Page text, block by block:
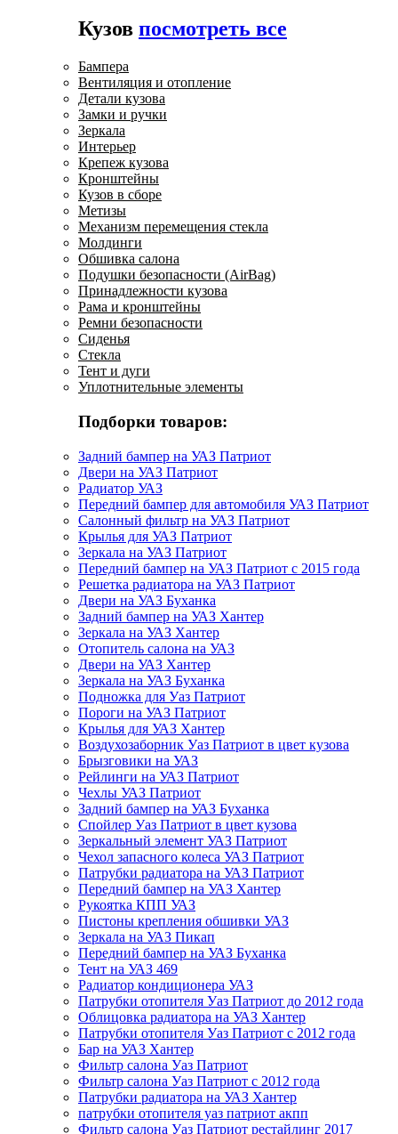
Кузов посмотреть все
Бампера
Вентиляция и отопление
Детали кузова
Замки и ручки
Зеркала
Интерьер
Крепеж кузова
Кронштейны
Кузов в сборе
Метизы
Механизм перемещения стекла
Молдинги
Обшивка салона
Подушки безопасности (AirBag)
Принадлежности кузова
Рама и кронштейны
Ремни безопасности
Сиденья
Стекла
Тент и дуги
Уплотнительные элементы
Подборки товаров:
Задний бампер на УАЗ Патриот
Двери на УАЗ Патриот
Радиатор УАЗ
Передний бампер для автомобиля УАЗ Патриот
Салонный фильтр на УАЗ Патриот
Крылья для УАЗ Патриот
Зеркала на УАЗ Патриот
Передний бампер на УАЗ Патриот с 2015 года
Решетка радиатора на УАЗ Патриот
Двери на УАЗ Буханка
Задний бампер на УАЗ Хантер
Зеркала на УАЗ Хантер
Отопитель салона на УАЗ
Двери на УАЗ Хантер
Зеркала на УАЗ Буханка
Подножка для Уаз Патриот
Пороги на УАЗ Патриот
Крылья для УАЗ Хантер
Воздухозаборник Уаз Патриот в цвет кузова
Брызговики на УАЗ
Рейлинги на УАЗ Патриот
Чехлы УАЗ Патриот
Задний бампер на УАЗ Буханка
Спойлер Уаз Патриот в цвет кузова
Зеркальный элемент УАЗ Патриот
Чехол запасного колеса УАЗ Патриот
Патрубки радиатора на УАЗ Патриот
Передний бампер на УАЗ Хантер
Рукоятка КПП УАЗ
Пистоны крепления обшивки УАЗ
Зеркала на УАЗ Пикап
Передний бампер на УАЗ Буханка
Тент на УАЗ 469
Радиатор кондиционера УАЗ
Патрубки отопителя Уаз Патриот до 2012 года
Облицовка радиатора на УАЗ Хантер
Патрубки отопителя Уаз Патриот с 2012 года
Бар на УАЗ Хантер
Фильтр салона Уаз Патриот
Фильтр салона Уаз Патриот с 2012 года
Патрубки радиатора на УАЗ Хантер
патрубки отопителя уаз патриот акпп
Фильтр салона Уаз Патриот рестайлинг 2017